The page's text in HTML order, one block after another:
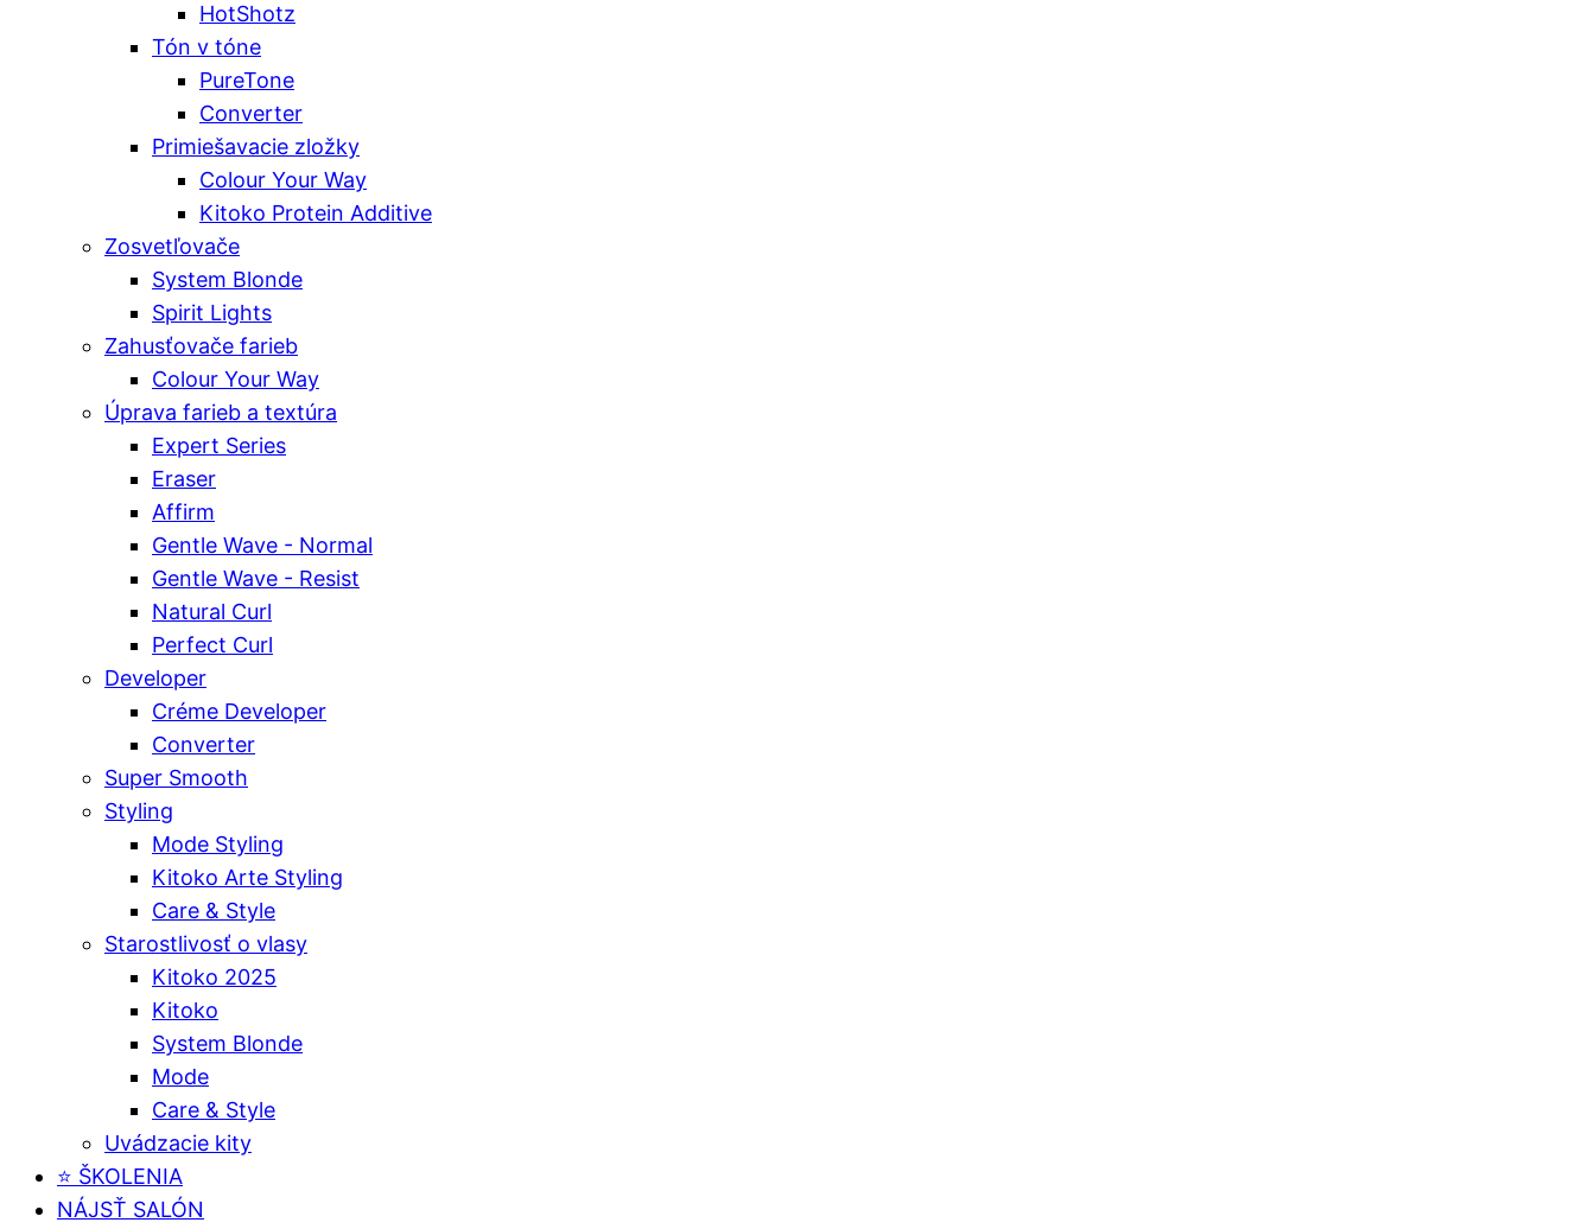
HotShotz
Tón v tóne
PureTone
Converter
Primiešavacie zložky
Colour Your Way
Kitoko Protein Additive
Zosvetľovače
System Blonde
Spirit Lights
Zahusťovače farieb
Colour Your Way
Úprava farieb a textúra
Expert Series
Eraser
Affirm
Gentle Wave - Normal
Gentle Wave - Resist
Natural Curl
Perfect Curl
Developer
Créme Developer
Converter
Super Smooth
Styling
Mode Styling
Kitoko Arte Styling
Care & Style
Starostlivosť o vlasy
Kitoko 2025
Kitoko
System Blonde
Mode
Care & Style
Uvádzacie kity
⭐️ ŠKOLENIA
NÁJSŤ SALÓN